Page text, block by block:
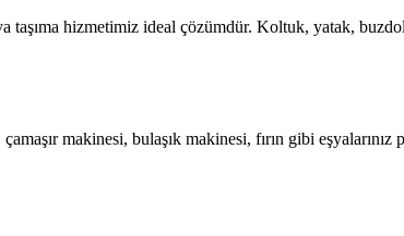
hizmetimiz ideal çözümdür. Koltuk, yatak,
makinesi, bulaşık makinesi, fırın gibi